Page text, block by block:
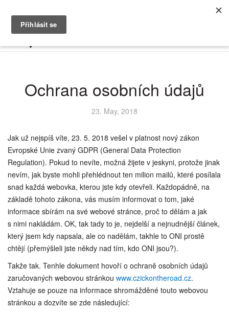
Ochrana osobních údajů
23. May, 2018
Jak už nejspíš víte, 23. 5. 2018 vešel v platnost nový zákon
Evropské Unie zvaný GDPR (General Data Protection
Regulation). Pokud to nevíte, možná žijete v jeskyni, protože jinak
nevím, jak byste mohli přehlédnout ten milion mailů, které posílala
snad každá webovka, kterou jste kdy otevřeli. Každopádně, na
základě tohoto zákona, vás musím informovat o tom, jaké
informace sbírám na své webové stránce, proč to dělám a jak
s nimi nakládám. OK, tak tady to je, nejdelší a nejnudnější článek,
který jsem kdy napsala, ale co nadělám, takhle to ONI prostě
chtějí (přemýšleli jste někdy nad tím, kdo ONI jsou?).
Takže tak. Tenhle dokument hovoří o ochraně osobních údajů
zaručovaných webovou stránkou www.czickontheroad.cz.
Vztahuje se pouze na informace shromážděné touto webovou
stránkou a dozvíte se zde následující: